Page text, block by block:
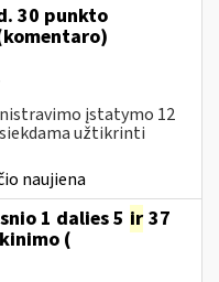
30 punkto
įstatymo 12
siekdama užtikrinti
naujiena
1 dalies 5 ir 37
(